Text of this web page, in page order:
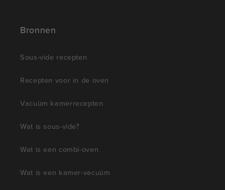
Bronnen
Sous-vide recepten
Recepten voor in de oven
Vacuüm kamerrecepten
Wat is sous-vide?
Wat is een combi-oven
Wat is een kamer-vacuüm